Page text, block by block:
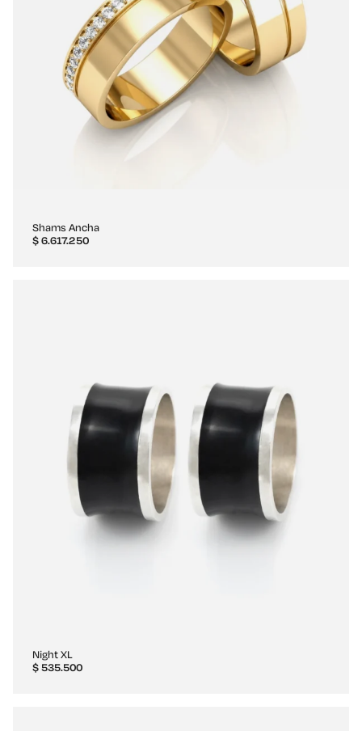
Shams Ancha
$6.617.250
Night XL
$535.500